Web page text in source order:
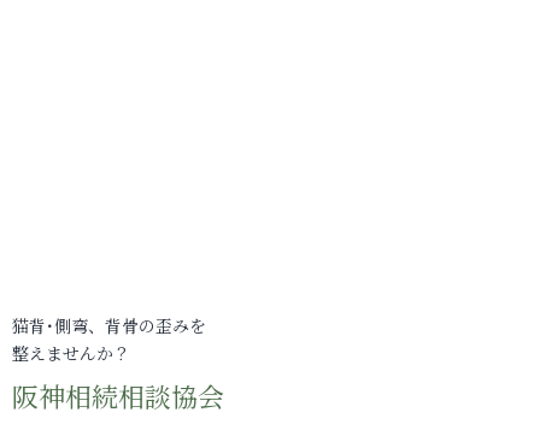
猫背･側弯、背骨の歪みを
整えませんか？
阪神相続相談協会